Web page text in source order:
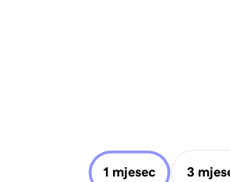
1 mjesec 3